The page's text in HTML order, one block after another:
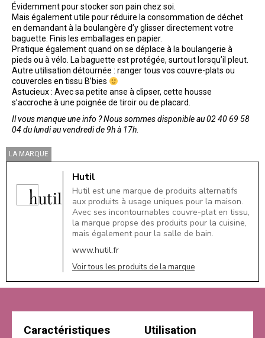
Évidemment pour stocker son pain chez soi.
Mais également utile pour réduire la consommation de déchet
en demandant à la boulangère d’y glisser directement votre
baguette. Finis les emballages en papier.
Pratique également quand on se déplace à la boulangerie à
pieds ou à vélo. La baguette est protégée, surtout lorsqu’il pleut.
Autre utilisation détournée : ranger tous vos couvre-plats ou
couvercles en tissu B’bies
Astucieux : Avec sa petite anse à clipser, cette housse
s’accroche à une poignée de tiroir ou de placard.
Il vous manque une info ? Nous sommes disponible au 02 40 69 58
04 du lundi au vendredi de 9h à 17h.
LA MARQUE
Hutil
Hutil est une marque de produits alternatifs
aux produits à usage uniques pour la maison.
Avec ses incontournables couvre-plat en tissu,
la marque propse des produits pour la cuisine,
mais également pour la salle de bain.
www.hutil.fr
Voir tous les produits de la marque
Caractéristiques Utilisation